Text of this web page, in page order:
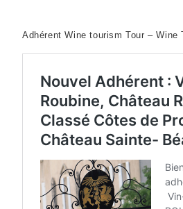
Adhérent Wine tourism Tour – Wine